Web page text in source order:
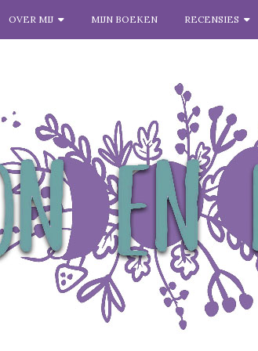
OVER MIJ MIJN BOEKEN RECENSIES